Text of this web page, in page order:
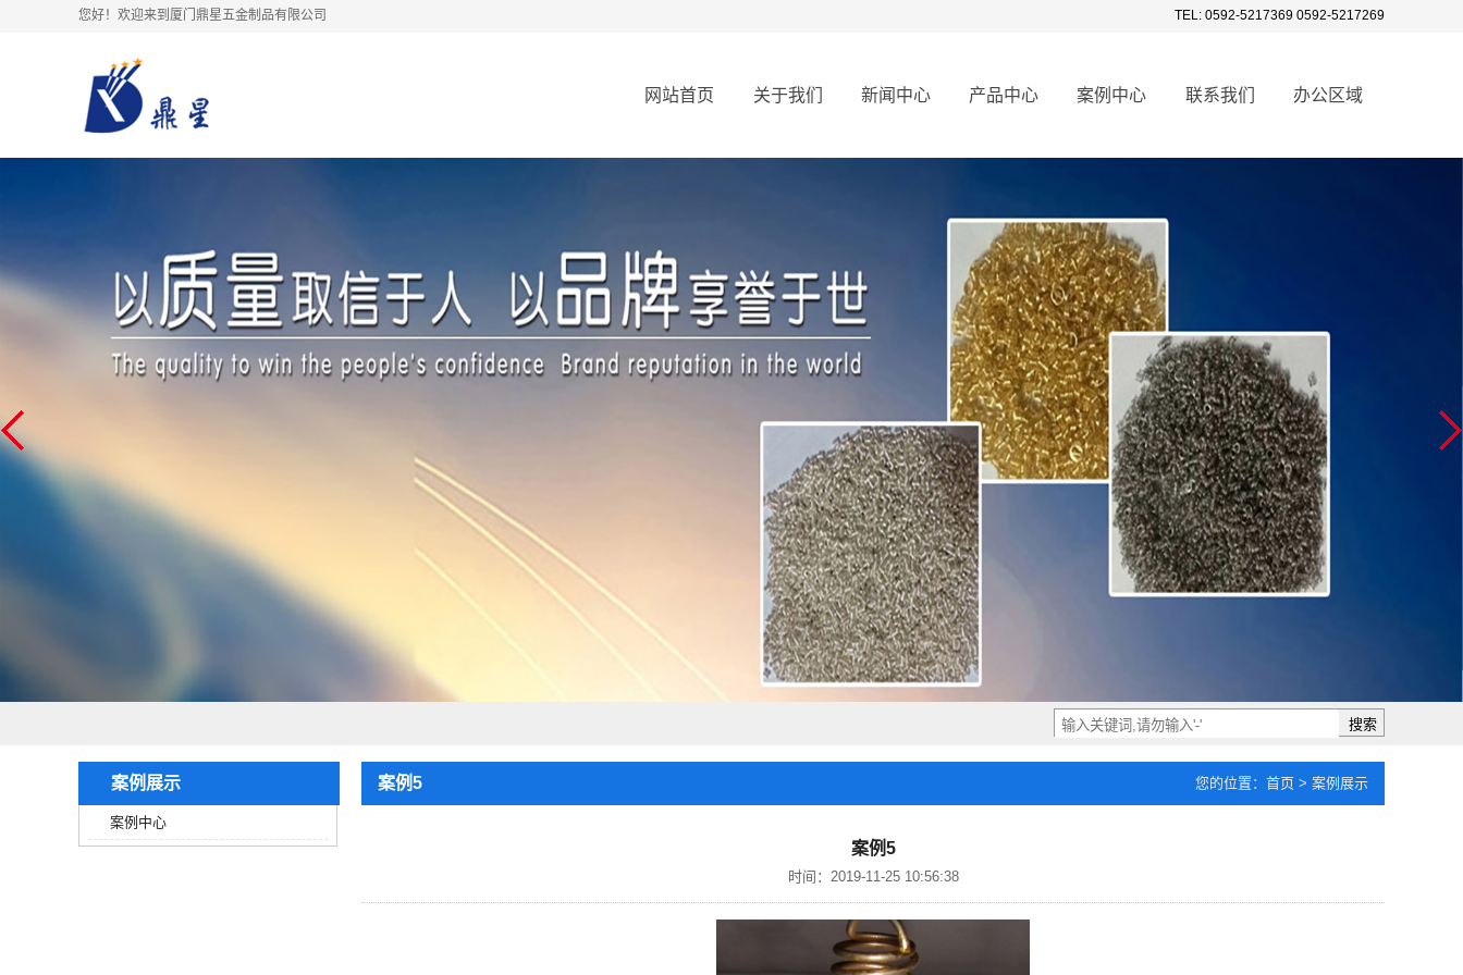
您好！欢迎来到厦门鼎星五金制品有限公司 TEL: 0592-5217369 0592-5217269
网站首页 关于我们 新闻中心 产品中心 案例中心 联系我们 办公区域
搜索
案例展示
案例中心
案例5 您的位置： 首页 > 案例展示
案例5
时间：2019-11-25 10:56:38